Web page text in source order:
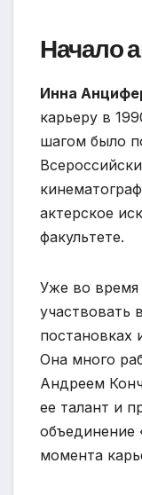
Начало
Инна
карьеру в
шагом было
актерское
факультете.
Уже во время
участвовать
постановках
Она много
Андреем
ее талант и
объединение
момента